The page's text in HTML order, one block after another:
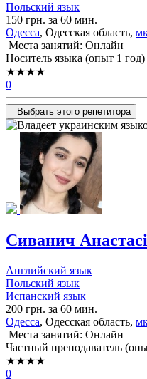
Польский язык
150 грн. за 60 мин.
Одесса, Одесская область,
Места занятий: Онлайн
Носитель языка (опыт 1 год)
★★★★
0
Выбрать этого репетитора
Сиванич
Английский язык
Польский язык
Испанский язык
200 грн. за 60 мин.
Одесса, Одесская область,
Места занятий: Онлайн
Частный преподаватель
★★★★
0